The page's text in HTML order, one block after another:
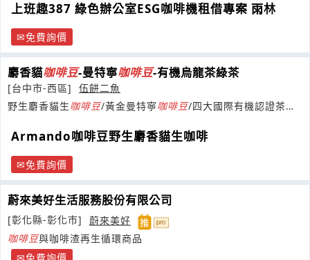
上班趣387 綠色辦公室ESG咖啡機租借專案 雨林
免費詢價
麝香貓咖啡豆-曼特寧咖啡豆-有機烏龍茶綠茶
[台中市-西區]
伍餅二魚
野生麝香貓生咖啡豆/黃金曼特寧咖啡豆/四大國際有機認證茶
Armando咖啡豆野生麝香貓生咖啡
免費詢價
蔚來美好生活服務股份有限公司
[彰化縣-彰化市]
蔚來美好
咖啡豆與咖啡渣再生循環商品
免費詢價